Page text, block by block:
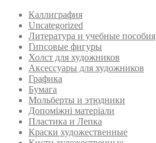
Каллиграфия
Uncategorized
Литература и учебные пособия
Гипсовые фигуры
Холст для художников
Аксессуары для художников
Графика
Бумага
Мольберты и этюдники
Допоміжні матеріали
Пластика и Лепка
Краски художественные